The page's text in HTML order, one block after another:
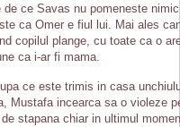
ce Savas nu pomeneste nimic
ca Omer e fiul lui. Mai ales
copilul plange, cu toate ca o
ca i-ar fi mama.
ce este trimis in casa
Mustafa incearca sa o violeze
stapana chiar in ultimul